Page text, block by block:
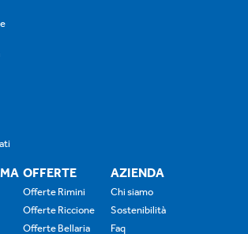
OFFERTE
Offerte Rimini
Offerte Riccione
Offerte Bellaria
AZIENDA
Chi siamo
Sostenibilità
Faq